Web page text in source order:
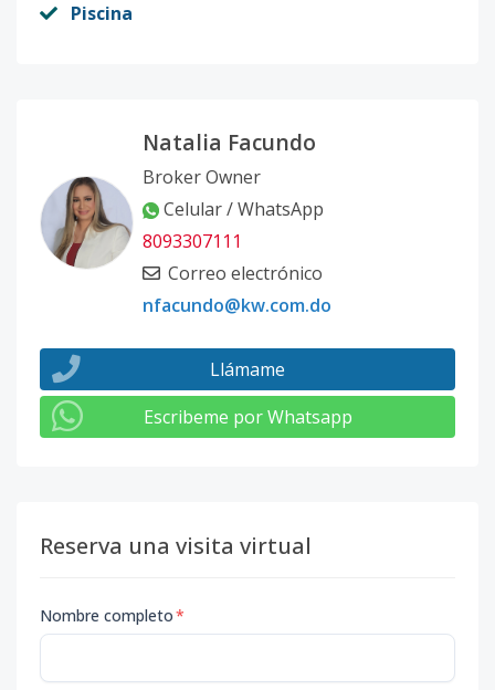
Piscina
Natalia Facundo
Broker Owner
Celular / WhatsApp
8093307111
Correo electrónico
nfacundo@kw.com.do
Llámame
Escribeme por Whatsapp
Reserva una visita virtual
Nombre completo*